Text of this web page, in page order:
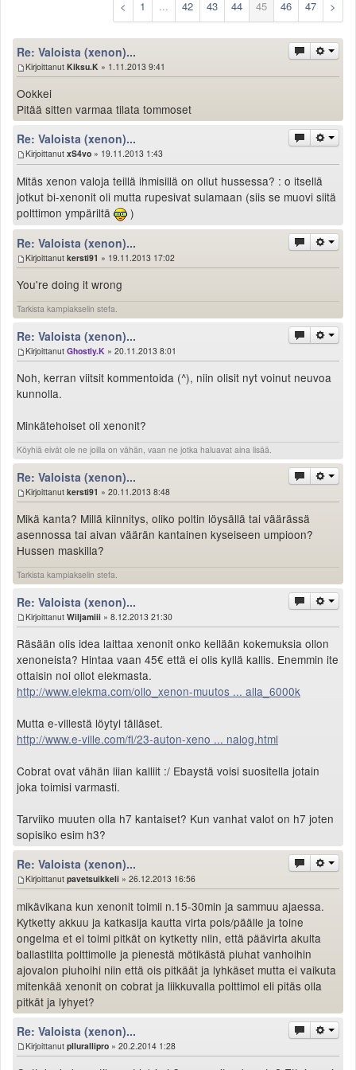
Uudet kuvat
Uudet videot
Uudet kommentit
MYYDÄÄN
Haku
Ohjeet
Ajoneuvot
Osat
TIETOPANKKI
TAPAHTUMAT
MP15 kuvia
MP14 kuvia
MP13 kuvia
ACS 2015 kuvia
Lisää uusi tapahtuma
UUTISET
SÄÄ
Valitse paikkakunta
Helsingin sää
Tampereen sää
Turun sää
Oulun sää
Kuopion sää
Rovaniemen sää
MUUT
VIP-jäsenyys
Paidat ja vaatteet
Suunnittele oma paita
Mainostus
Kevytversio
< 1 ... 42 43 44 45 46 47 >
Re: Valoista (xenon)...
Kirjoittanut Kiksu.K » 1.11.2013 9:41
Ookkei
Pitää sitten varmaa tilata tommoset
Re: Valoista (xenon)...
Kirjoittanut xS4vo » 19.11.2013 1:43
Mitäs xenon valoja teillä ihmisillä on ollut hussessa? : o itsellä
jotkut bi-xenonit oli mutta rupesivat sulamaan (siis se muovi siitä
polttimon ympäriltä
)
Re: Valoista (xenon)...
Kirjoittanut kersti91 » 19.11.2013 17:02
You're doing it wrong
Tarkista kampiakselin stefa.
Re: Valoista (xenon)...
Kirjoittanut Ghostly.K » 20.11.2013 8:01
Noh, kerran viitsit kommentoida (^), niin olisit nyt voinut neuvoa
kunnolla.
Minkätehoiset oli xenonit?
Köyhiä eivät ole ne joilla on vähän, vaan ne jotka haluavat aina lisää.
Re: Valoista (xenon)...
Kirjoittanut kersti91 » 20.11.2013 8:48
Mikä kanta? Millä kiinnitys, oliko poltin löysällä tai väärässä
asennossa tai aivan väärän kantainen kyseiseen umpioon?
Hussen maskilla?
Tarkista kampiakselin stefa.
Re: Valoista (xenon)...
Kirjoittanut Wiljamiii » 8.12.2013 21:30
Räsään olis idea laittaa xenonit onko kellään kokemuksia ollon
xenoneista? Hintaa vaan 45€ että ei olis kyllä kallis. Enemmin ite
ottaisin noi ollot elekmasta.
http://www.elekma.com/ollo_xenon-muutos ... alla_6000k
Mutta e-villestä löytyi tälläset.
http://www.e-ville.com/fi/23-auton-xeno ... nalog.html
Cobrat ovat vähän liian kalliit :/ Ebaystä voisi suositella jotain
joka toimisi varmasti.
Tarviiko muuten olla h7 kantaiset? Kun vanhat valot on h7 joten
sopisiko esim h3?
Re: Valoista (xenon)...
Kirjoittanut pavetsuikkeli » 26.12.2013 16:56
mikävikana kun xenonit toimii n.15-30min ja sammuu ajaessa.
Kytketty akkuu ja katkasija kautta virta pois/päälle ja toine
ongelma et ei toimi pitkät on kytketty niin, että päävirta akulta
ballastilta polttimolle ja pienestä mötikästä piuhat vanhoihin
ajovalon piuhoihi niin että ois pitkäät ja lyhkäset mutta ei vaikuta
mitenkää xenonit on cobrat ja liikkuvalla polttimol eli pitäs olla
pitkät ja lyhyet?
Re: Valoista (xenon)...
Kirjoittanut pllurallipro » 20.2.2014 1:28